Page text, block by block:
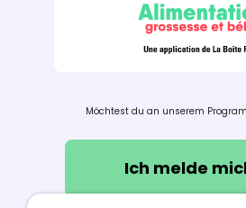
Möchtest du an unserem
Ich melde